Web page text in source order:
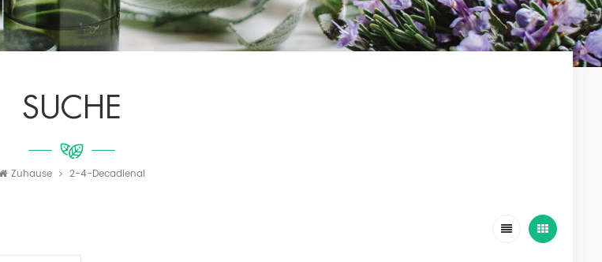
SUCHE
Zuhause 2-4-Decadienal